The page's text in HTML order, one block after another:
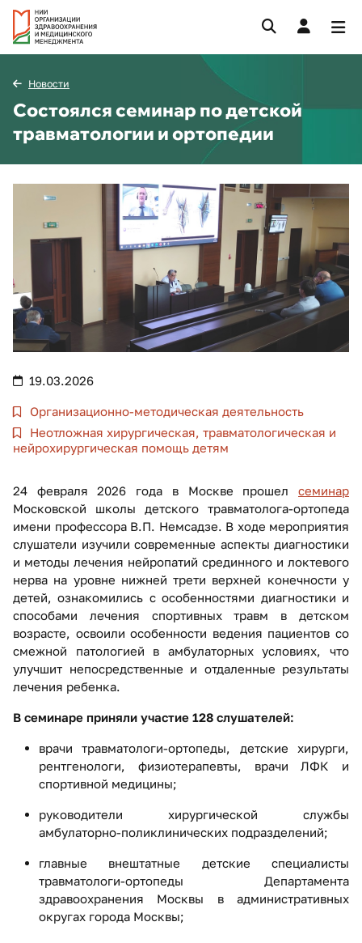
Новости
Состоялся семинар по детской
травматологии и ортопедии
19.03.2026
Организационно-методическая деятельность
Неотложная хирургическая, травматологическая и
нейрохирургическая помощь детям
24 февраля 2026 года в Москве прошел семинар
Московской школы детского травматолога-ортопеда
имени профессора В.П. Немсадзе. В ходе мероприятия
слушатели изучили современные аспекты диагностики
и методы лечения нейропатий срединного и локтевого
нерва на уровне нижней трети верхней конечности у
детей, ознакомились с особенностями диагностики и
способами лечения спортивных травм в детском
возрасте, освоили особенности ведения пациентов со
смежной патологией в амбулаторных условиях, что
улучшит непосредственные и отдаленные результаты
лечения ребенка.
В семинаре приняли участие 128 слушателей:
врачи травматологи-ортопеды, детские хирурги,
рентгенологи, физиотерапевты, врачи ЛФК и
спортивной медицины;
руководители хирургической службы
амбулаторно-поликлинических подразделений;
главные внештатные детские специалисты
травматологи-ортопеды Департамента
здравоохранения Москвы в административных
округах города Москвы;